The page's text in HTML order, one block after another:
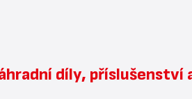
díly, příslušenství